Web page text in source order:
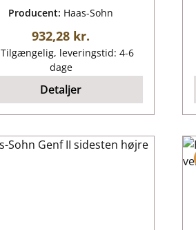
Producent: Haas-Sohn
Almindelig pris:
932,28 kr.
Tilgængelig, leveringstid: 4-6
dage
Detaljer